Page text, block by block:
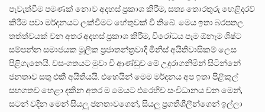
පැවැත්වීම පමණක් නොව අදහස් ප්‍රකාශ කිරීම, සත්‍ය තොරතුරු හෙළිදරව්
කිරීම පවා මර්දනයට ලක්වීමට හේතුවක් වී තිබේ. මෙය ඉතා බරපතල
තත්ත්වයක් වන අතර අදහස් ප්‍රකාශ කිරීම, විරෝධය පෑම ඕනෑම ශිෂ්ට
සම්පන්න සමාජයක මූලික ප්‍රජාතන්ත්‍රවාදී මිනිස් අයිතිවාසිකම් ලෙස
පිළිගැනෙයි. වසංගතයට මුවා වී ආණ්ඩුව මේ උදුරාගනිමින් සිටින්නේ
ජනතාව සතු එකී අයිතියයි. එහෙයින් මෙම මර්දනය අප ඉතා පිළිකුල්
සහගතව හෙළා දකින අතර ම මෙයට එරෙහිව සංවිධානය වන මෙන්,
සටන් වදින මෙන් සියලු ජනතාවගෙන්, සියලු ප්‍රගතිශීලීන්ගෙන් ඉල්ලා